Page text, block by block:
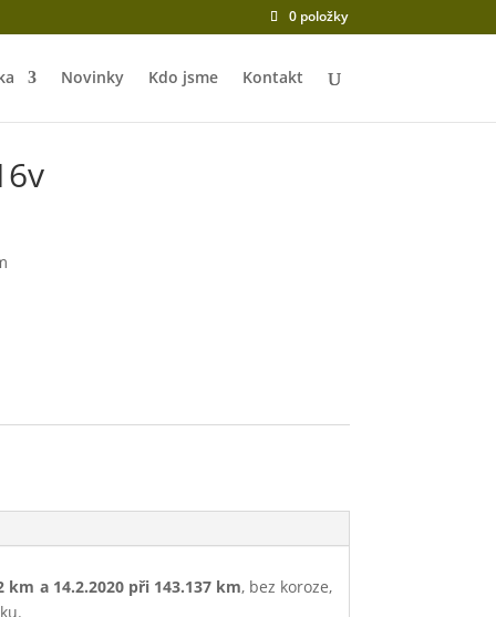
0 položky
Novinky Kdo jsme Kontakt
km a 14.2.2020 při 143.137 km, bez koroze,